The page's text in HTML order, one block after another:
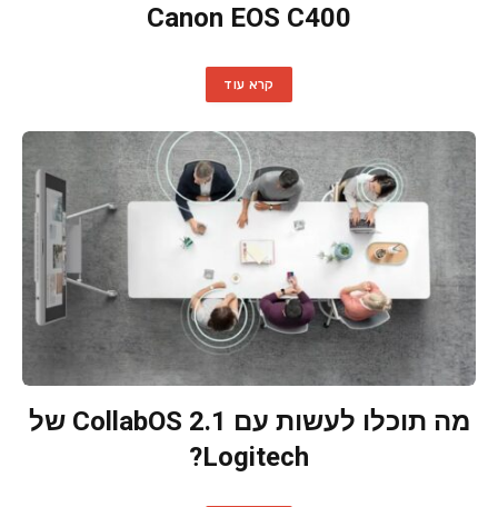
Canon EOS C400
קרא עוד
מה תוכלו לעשות עם CollabOS 2.1 של
Logitech?